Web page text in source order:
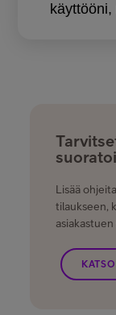
Lisää
tilaukseen,
asiakastuen